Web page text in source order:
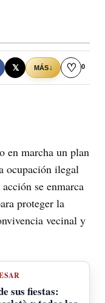
𝕏 MÁS↓ ♡ 0
en marcha un plan
ocupación ilegal
se enmarca
proteger la
vecinal y
sus fiestas: